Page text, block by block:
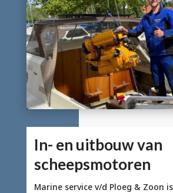
In- en uitbouw van
scheepsmotoren
Marine service v/d Ploeg & Zoon